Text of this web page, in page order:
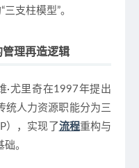
支柱模型”。
理再造逻辑
·尤里奇在1997年提出
统人力资源职能分为三
），实现了 流程重构与
。